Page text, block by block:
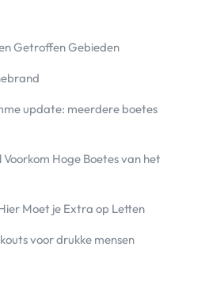
Getroffen Gebieden
update: meerdere boetes
Hoge Boetes van het
Moet je Extra op Letten
voor drukke mensen